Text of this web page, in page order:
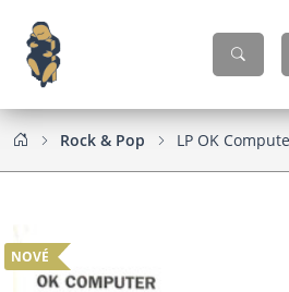
Rock & Pop LP OK
NOVÉ